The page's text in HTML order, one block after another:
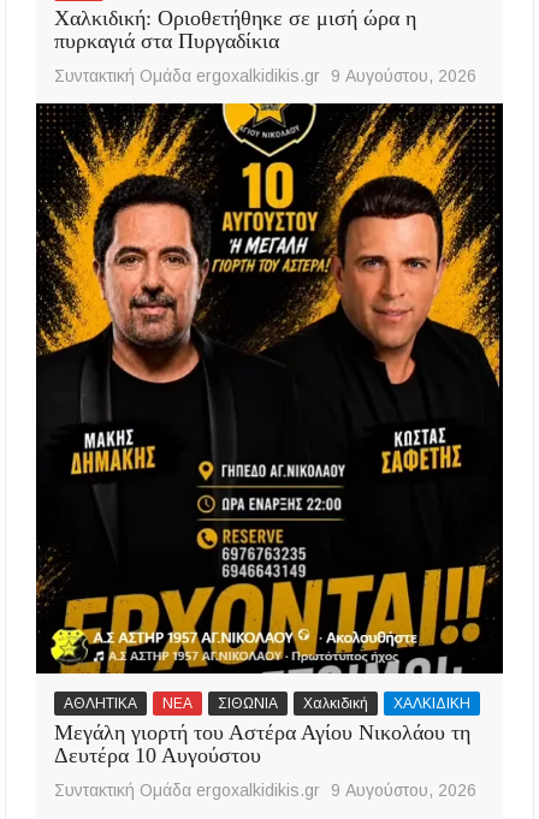
Χαλκιδική: Οριοθετήθηκε σε μισή ώρα η
πυρκαγιά στα Πυργαδίκια
Συντακτική Ομάδα ergoxalkidikis.gr 9 Αυγούστου, 2026
ΑΘΛΗΤΙΚΑ ΝΕΑ ΣΙΘΩΝΙΑ Χαλκιδική ΧΑΛΚΙΔΙΚΗ
Μεγάλη γιορτή του Αστέρα Αγίου Νικολάου τη
Δευτέρα 10 Αυγούστου
Συντακτική Ομάδα ergoxalkidikis.gr 9 Αυγούστου, 2026